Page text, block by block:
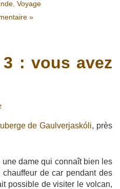
, Voyage
»
: vous avez
de Gaulverjaskóli, près
dame qui connaît bien les
de car pendant des
possible de visiter le volcan,